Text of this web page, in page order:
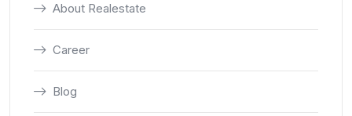
About Realestate
Career
Blog